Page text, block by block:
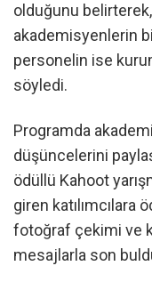
olduğunu belirterek,
akademisyenlerin
personelin ise
söyledi.
Programda
düşüncelerini
ödüllü Kahoot
giren katılımcılara
fotoğraf çekimi ve
mesajlarla son